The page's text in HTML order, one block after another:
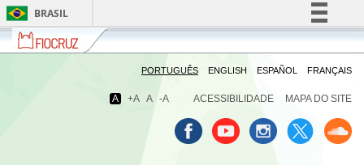
BRASIL
Simplifique!
Comunica BR
Legislação
Fiocruz
Fale
com
PORTUGUÊS ENGLISH ESPAÑOL FRANÇAIS
A +A A -A ACESSIBILIDADE MAPA DO SITE